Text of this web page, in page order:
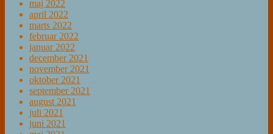
maj 2022
april 2022
marts 2022
februar 2022
januar 2022
december 2021
november 2021
oktober 2021
september 2021
august 2021
juli 2021
juni 2021